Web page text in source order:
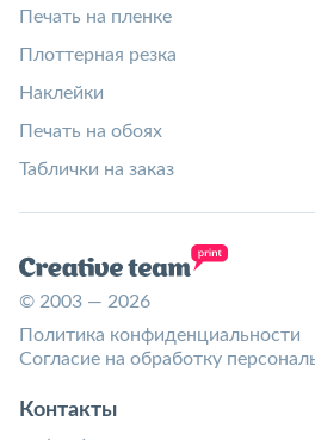
Печать на пленке
Плоттерная резка
Наклейки
Печать на обоях
Таблички на заказ
© 2003 — 2026
Политика конфиденциальности
Согласие на обработку
Контакты